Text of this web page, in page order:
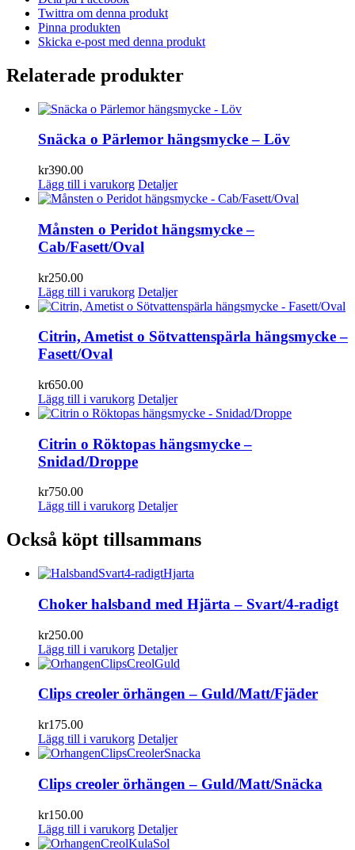
Twittra om denna produkt
Pinna produkten
Skicka e-post med denna produkt
Relaterade produkter
Snäcka o Pärlemor hängsmycke – Löv
kr390.00
Lägg till i varukorg Detaljer
Månsten o Peridot hängsmycke –
Cab/Fasett/Oval
kr250.00
Lägg till i varukorg Detaljer
Citrin, Ametist o Sötvattenspärla hängsmycke –
Fasett/Oval
kr650.00
Lägg till i varukorg Detaljer
Citrin o Röktopas hängsmycke –
Snidad/Droppe
kr750.00
Lägg till i varukorg Detaljer
Också köpt tillsammans
Choker halsband med Hjärta – Svart/4-radigt
kr250.00
Lägg till i varukorg Detaljer
Clips creoler örhängen – Guld/Matt/Fjäder
kr175.00
Lägg till i varukorg Detaljer
Clips creoler örhängen – Guld/Matt/Snäcka
kr150.00
Lägg till i varukorg Detaljer